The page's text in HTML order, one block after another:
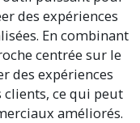
des expériences
En combinant
centrée sur le
des expériences
ce qui peut
améliorés.